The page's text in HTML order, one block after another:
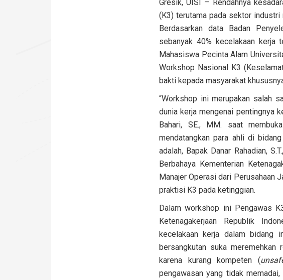
Gresik, UISI – Rendahnya
(K3) terutama pada sektor
Berdasarkan data Badan
sebanyak 40% kecelakaan kerja
Mahasiswa Pecinta Alam
Workshop Nasional K3
bakti kepada masyarakat
“Workshop ini merupakan salah
dunia kerja mengenai pentingnya
Bahari, SE., MM. saat
mendatangkan para ahli di
adalah, Bapak Danar Rahadian,
Berbahaya Kementerian
Manajer Operasi dari Perusahaan
praktisi K3 pada ketinggian.
Dalam workshop ini Pengawas
Ketenagakerjaan Republik
kecelakaan kerja dalam bidang
bersangkutan suka
karena kurang kompeten (
pengawasan yang tidak